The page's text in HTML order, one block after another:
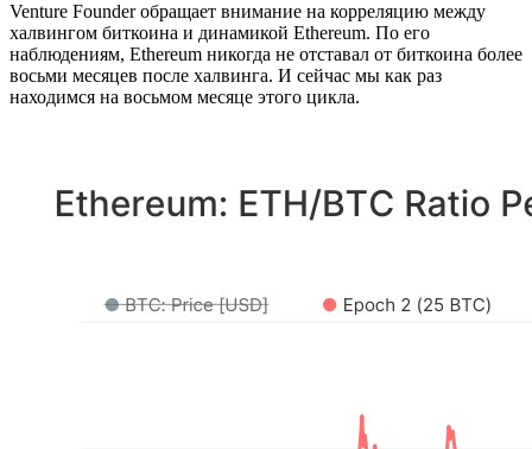
Venture Founder обращает внимание на корреляцию между
халвингом биткоина и динамикой Ethereum. По его
наблюдениям, Ethereum никогда не отставал от биткоина более
восьми месяцев после халвинга. И сейчас мы как раз
находимся на восьмом месяце этого цикла.